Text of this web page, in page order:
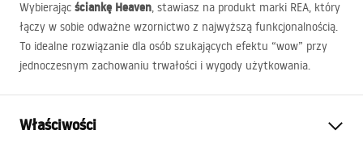
Wybierając ściankę Heaven, stawiasz na produkt marki REA, który
łączy w sobie odważne wzornictwo z najwyższą funkcjonalnością.
To idealne rozwiązanie dla osób szukających efektu “wow” przy
jednoczesnym zachowaniu trwałości i wygody użytkowania.
Właściwości